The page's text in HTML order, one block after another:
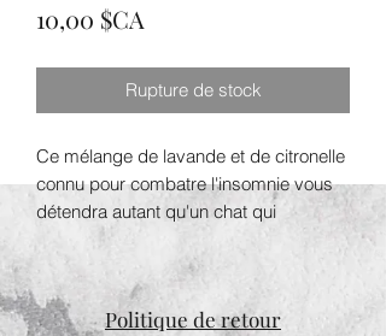
10,00 $CA
Rupture de stock
Ce mélange de lavande et de citronelle
connu pour combatre l'insomnie vous
détendra autant qu'un chat qui
ronronne à vos côtés. Il vous sera facile
de rêvasser dans la baignoire avec La
rêveuse.
Politique de retour